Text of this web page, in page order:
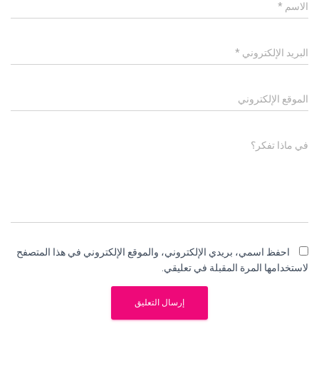
الاسم *
البريد الإلكتروني *
الموقع الإلكتروني
في ماذا تفكر؟
احفظ اسمي، بريدي الإلكتروني، والموقع الإلكتروني في هذا المتصفح
لاستخدامها المرة المقبلة في تعليقي.